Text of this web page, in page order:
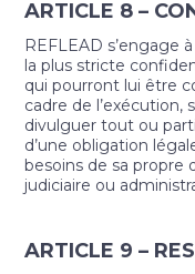
ARTICLE 8 –
REFLEAD s’engage
la plus stricte
qui pourront lui être
cadre de l’exécution,
divulguer tout ou
d’une obligation
besoins de sa propre
judiciaire ou
ARTICLE 9 –